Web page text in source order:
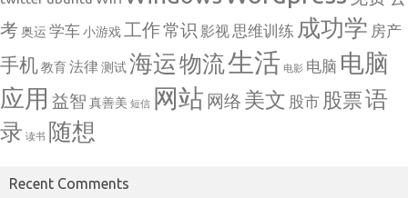
考奥运 学车小游戏 工作常识 影视 思维训练 成功学 房产
手机教育法律测试海运物流生活 电影 电脑 电脑
应用 益智 真善美 短信 网站 网络 美文 股市 股票语
录 读书 随想
Recent Comments